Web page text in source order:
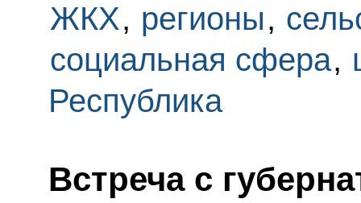
ЖКХ, регионы,
социальная сфера,
Республика
Встреча с